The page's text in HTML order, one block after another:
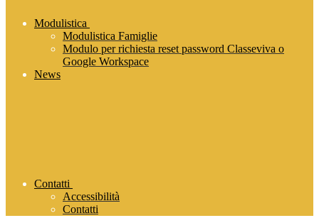
Modulistica
Modulistica Famiglie
Modulo per richiesta reset password Classeviva o
Google Workspace
News
Contatti
Accessibilità
Contatti